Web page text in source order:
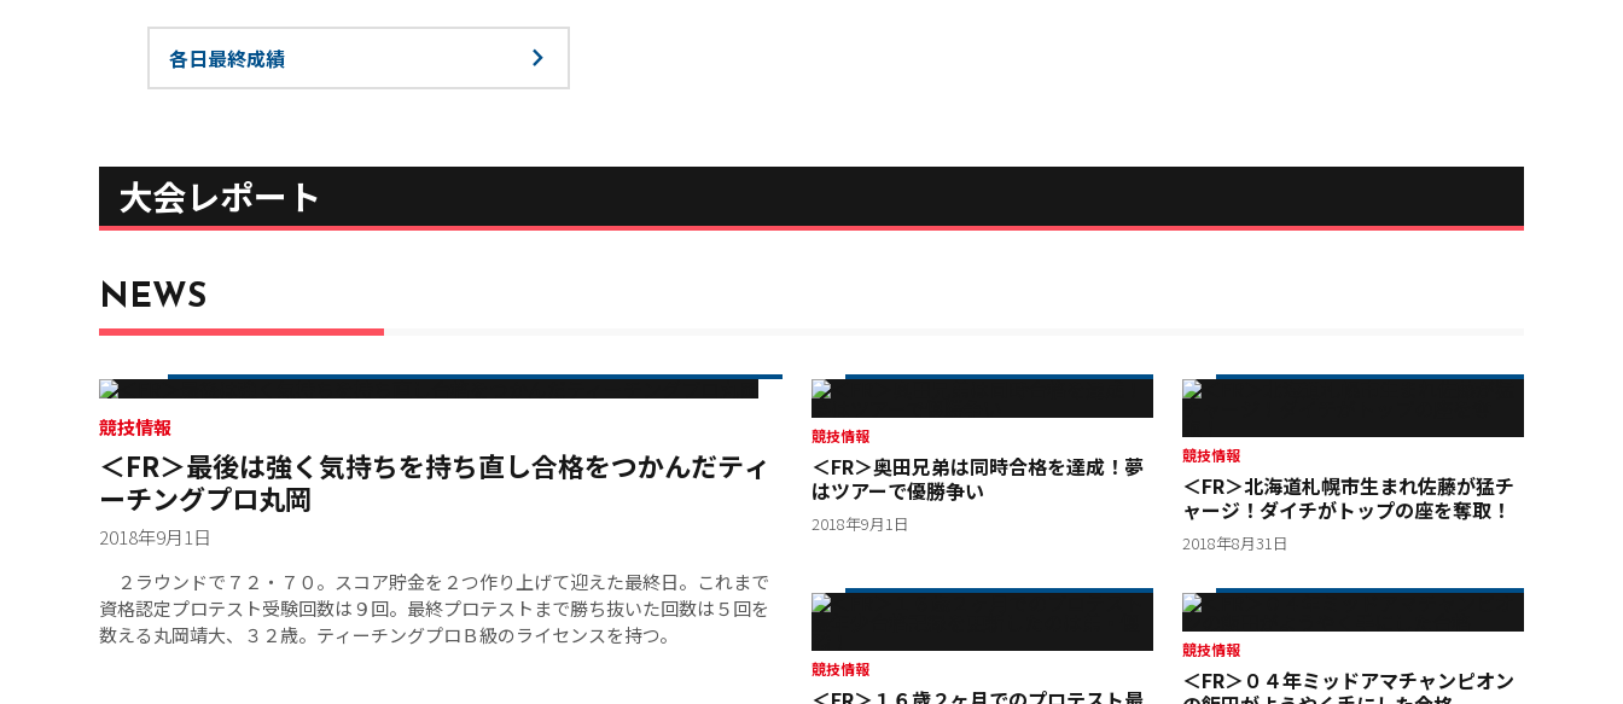
各日最終成績
大会レポート
NEWS
競技情報
＜FR＞最後は強く気持ちを持ち直し合格をつかんだティ
ーチングプロ丸岡
2018年9月1日
２ラウンドで７２・７０。スコア貯金を２つ作り上げて迎えた最終日。これまで
資格認定プロテスト受験回数は９回。最終プロテストまで勝ち抜いた回数は５回を
数える丸岡靖大、３２歳。ティーチングプロＢ級のライセンスを持つ。
競技情報
＜FR＞奥田兄弟は同時合格を達成！夢
はツアーで優勝争い
2018年9月1日
競技情報
＜FR＞北海道札幌市生まれ佐藤が猛チ
ャージ！ダイチがトップの座を奪取！
2018年8月31日
競技情報
競技情報
＜FR＞０４年ミッドアマチャンピオン